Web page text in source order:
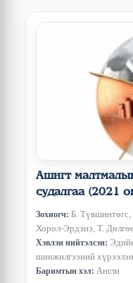
Ашигт
судалгаа (2021
Зохиогч: Б.
Хорол-Эрдэнэ, Т.
Хэвлэн нийтэлсэн:
шинжилгээний хүрээлэн
Баримтын хэл: Англи